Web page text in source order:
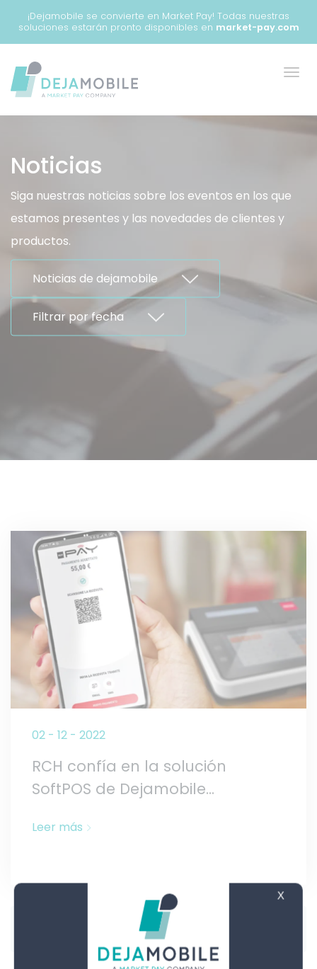
¡Dejamobile se convierte en Market Pay! Todas nuestras
soluciones estarán pronto disponibles en market-pay.com
Noticias
Siga nuestras noticias sobre los eventos en los que
estamos presentes y las novedades de clientes y
productos.
Noticias de dejamobile
Filtrar por fecha
02 - 12 - 2022
RCH confía en la solución
SoftPOS de Dejamobile...
Leer más
X